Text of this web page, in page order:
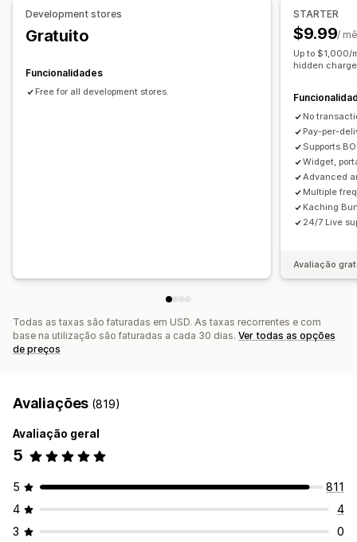
Preços que pode definir
Pagamentos recorrentes
Preços personalizados
Conversão de moeda
Acumulação de descontos
Filtros
Análise de dados
Development stores
Gratuito
Funcionalidades
Free for all development stores.
STARTER
$9.99/
Up to $1,000/
hidden
No
Pay-per-
Supports
Widget,
Advanced
Multiple
Kaching
24/7 Live
Avaliação
Todas as taxas são faturadas em USD. As taxas recorrentes e com
base na utilização são faturadas a cada 30 dias. Ver todas as opções
de preços
Avaliações (819)
Avaliação geral
5
5
811
4
4
3
0